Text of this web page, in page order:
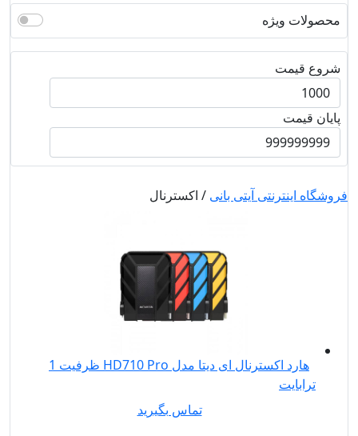
محصولات ویژه
شروع قیمت
پایان قیمت
فروشگاه اینترنتی آیتی بانی / اکسترنال
هارد اکسترنال ای دیتا مدل HD710 Pro ظرفیت 1
ترابایت
تماس بگیرید